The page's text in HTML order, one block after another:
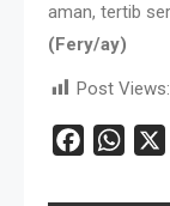
aman, tertib
(Fery/ay)
Post Views:
Facebook